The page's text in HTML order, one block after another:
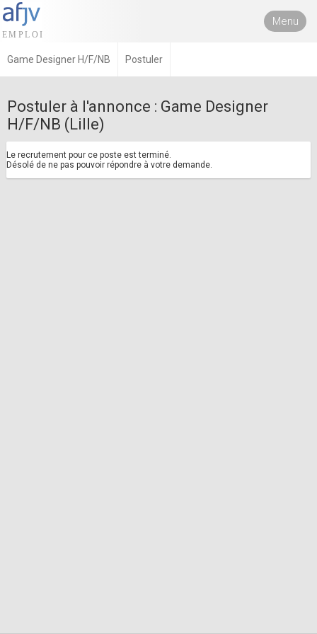
Menu
Game Designer H/F/NB Postuler
Postuler à l'annonce : Game Designer
H/F/NB (Lille)
Le recrutement pour ce poste est terminé.
Désolé de ne pas pouvoir répondre à votre demande.